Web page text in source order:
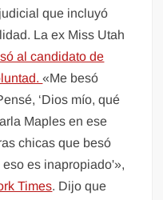
que incluyó
La ex Miss Utah
al candidato de
«Me besó
‘Dios mío, qué
Maples en ese
chicas que besó
eso es inapropiado'»,
Times. Dijo que